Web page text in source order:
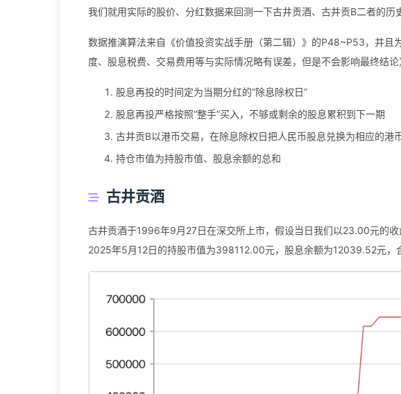
我们就用实际的股价、分红数据来回测一下古井贡酒、古井贡B二者的历
数据推演算法来自《价值投资实战手册（第二辑）》的P48~P53，并且
度、股息税费、交易费用等与实际情况略有误差，但是不会影响最终结论
股息再投的时间定为当期分红的“除息除权日”
股息再投严格按照“整手”买入，不够或剩余的股息累积到下一期
古井贡B以港币交易，在除息除权日把人民币股息兑换为相应的港
持仓市值为持股市值、股息余额的总和
古井贡酒
古井贡酒于1996年9月27日在深交所上市，假设当日我们以23.00元的
2025年5月12日的持股市值为398112.00元，股息余额为12039.52元，